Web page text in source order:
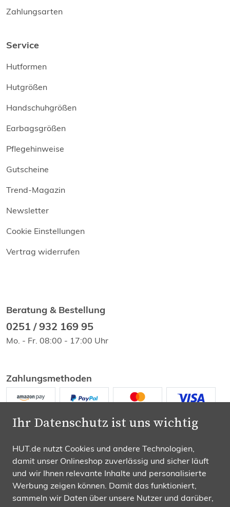
Ihr Datenschutz ist uns wichtig
HUT.de nutzt Cookies und andere Technologien,
damit unser Onlineshop zuverlässig und sicher läuft
und wir Ihnen relevante Inhalte und personalisierte
Werbung zeigen können. Damit das funktioniert,
sammeln wir Daten über unsere Nutzer und darüber,
Zahlungsarten
Service
Hutformen
Hutgrößen
Handschuhgrößen
Earbagsgrößen
Pflegehinweise
Gutscheine
Trend-Magazin
Newsletter
Cookie Einstellungen
Vertrag widerrufen
Beratung & Bestellung
0251 / 932 169 95
Mo. - Fr. 08:00 - 17:00 Uhr
Zahlungsmethoden
Wir versenden mit